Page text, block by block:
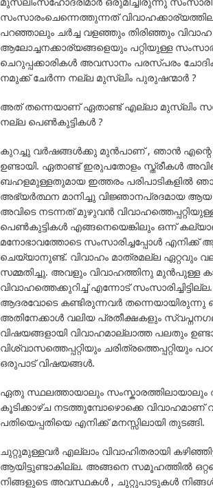
സംസാരംചെന്നെത്തുന്നത്
പറഞ്ഞാലും ചര്‍ച്ച വളഞ്ഞും തിരിഞ്ഞും
ആലോച്ചനക്കാര്യങ്ങളെയും പറ്റിയുള്ള
ചെറുപ്പക്കാരികള്‍ അവസാനം പരസ്പരം
നമുക്ക് ചേര്‍ന്ന നല്ല മുസ്ലിം പുരുഷന്മാര്‍ ?
അത് തന്നെയാണ് ഏതാണ്ട് എല്ലാ മുസ്ലിം
നല്ല പെണ്‍കുട്ടികള്‍ ?
കുറച്ചു വര്‍ഷങ്ങള്‍ക്കു മുന്‍പാണ് , ഞാന്‍ എന്റെ
ഉണ്ടായി. ഏതാണ്ട് ഇരുപതോളം സ്ത്രീകള്‍
ബഹളമുള്ളതുമായ ഇത്തരം പരിപാടികളില്‍
അഭ്യര്‍ത്ഥന മാനിച്ചു വിജ്ഞാനപ്രദമായ
അവിടെ നടന്നത് മുഴുവന്‍
പെണ്‍കുട്ടികള്‍ എങ്ങനെയെങ്കിലും ഒന്ന്
മനോഭാവത്തോടെ സംസാരിച്ചപ്പോള്‍ എനിക്ക്
ചെയ്യാനുണ്ട്. വിവാഹം മാത്രമല്ല
സമ്മതിച്ചു. അവളും വിവാഹത്തിനു മുന്‍പുള്ള
വിവാഹത്തെക്കുറിച്ച് എന്നോട്
ആദരവോടെ കണ്ടിരുന്നവര്‍ തന്നെയായിരുന്നു
അതിനേക്കാള്‍ വലിയ പ്രതീക്ഷകളും
വിഷയങ്ങളായി വിവാഹമാല്ലാത്ത പലതും
വിശ്വാസത്തെപ്പറ്റിയും ചരിത്രത്തെപ്പറ്റിയും
ഒരുപാട് വിഷയങ്ങള്‍.
ഏതു സ്ഥലത്തായാലും
കൂടിക്കാഴ്ച നടത്തുമ്പോഴൊക്കെ
പതിയെപ്പതിയെ എനിക്ക് മനസ്സിലായി തുടങ്ങി.
ചുറ്റുമുള്ളവര്‍ എല്ലാം വിവാഹിതരായി
ആയിട്ടുണ്ടാകില്ല. അങ്ങനെ സമൂഹത്തില്‍
നിങ്ങളുടെ അവസ്ഥകള്‍ , ചുറ്റുപാടുകള്‍